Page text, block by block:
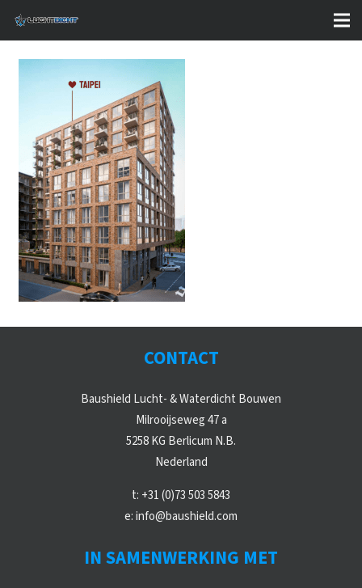
CONTACT
Baushield Lucht- & Waterdicht Bouwen
Milrooijseweg 47 a
5258 KG Berlicum N.B.
Nederland
t: +31 (0)73 503 5843
e:info@baushield.com
IN SAMENWERKING MET